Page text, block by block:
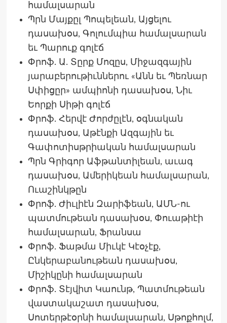
համալսարան
Պրն Մայքըլ Պոպելեան, Այցելու
դասախօս, Գոլումպիա համալսարան
եւ Պարուք գոլէճ
Փրոֆ. Ա. Տըրք Մոզըս, Միջազգային
յարաբերութիւններու «Անն եւ Պեռնար
Սփիցըր» ամպիոնի դասախօս, Նիւ
Եորքի Սիթի գոլէճ
Փրոֆ. Հերվէ Ժորժըլէն, օգնական
դասախօս, Աթէնքի Ազգային եւ
Գափոտիսթրիական համալսարան
Պրն Գրիգոր Աֆթանտիլեան, աւագ
դասախօս, Ամերիկեան համալսարան,
Ուաշինկթըն
Փրոֆ. Ժիւլիէն Զարիֆեան, ԱՄՆ-ու
պատմութեան դասախօս, Փուաթիէի
համալսարան, Ֆրանսա
Փրոֆ. Ֆաթմա Միւկէ Կէօչէք,
Ընկերաբանութեան դասախօս,
Միշիկընի համալսարան
Փրոֆ. Տէյվիտ Կաունթ, Պատմութեան
վաստակաշատ դասախօս,
Սոտերթէօրնի համալսարան, Սթոքհոլմ,